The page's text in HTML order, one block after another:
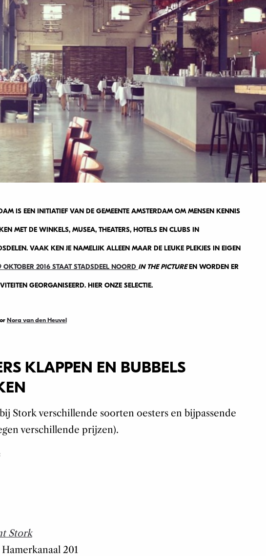
IS EEN INITIATIEF VAN DE GEMEENTE AMSTERDAM OM MENSEN KENNIS
MET DE WINKELS, MUSEA, THEATERS, HOTELS EN CLUBS IN
VAAK KEN JE NAMELIJK ALLEEN MAAR DE LEUKE PLEKJES IN EIGEN
OKTOBER 2016 STAAT STADSDEEL NOORD IN THE PICTUREEN WORDEN ER
GEORGANISEERD. HIER ONZE SELECTIE.
Nora van den Heuvel
KLAPPEN EN BUBBELS
Stork verschillende soorten oesters en bijpassende
verschillende prijzen).
Stork
201